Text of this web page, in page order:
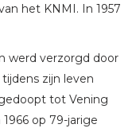
het KNMI. In 1957
werd verzorgd door
zijn leven
tot Vening
op 79-jarige